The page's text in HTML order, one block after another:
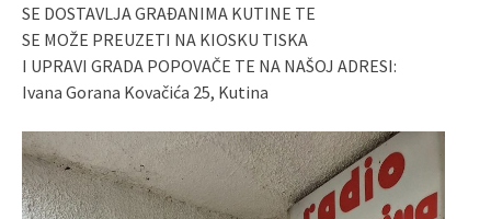
SE DOSTAVLJA GRAĐANIMA KUTINE TE
SE MOŽE PREUZETI NA KIOSKU TISKA
I UPRAVI GRADA POPOVAČE TE NA NAŠOJ ADRESI:
Ivana Gorana Kovačića 25, Kutina